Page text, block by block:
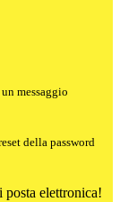
messaggio
della password
elettronica!